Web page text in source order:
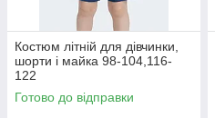
Костюм літній для дівчинки,
шорти і майка 98-104,116-
122
Готово до відправки